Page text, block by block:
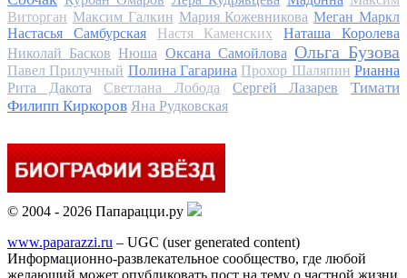
Виторган Максим Галкин Мария Кожевникова Меган Маркл
Настасья Самбурская
Настя Каменских
Наташа Королева
Николай Басков Нюша Оксана Самойлова Ольга Бузова
Павел Прилучный Полина Гагарина Прохор Шаляпин Рианна
Рита Дакота
Светлана Лобода Сергей Лазарев
Тимати
Филипп Киркоров Яна Рудковская
© 2004 - 2026 Папарацци.ру
www.paparazzi.ru – UGC (user generated content)
Информационно-развлекательное сообщество, где любой